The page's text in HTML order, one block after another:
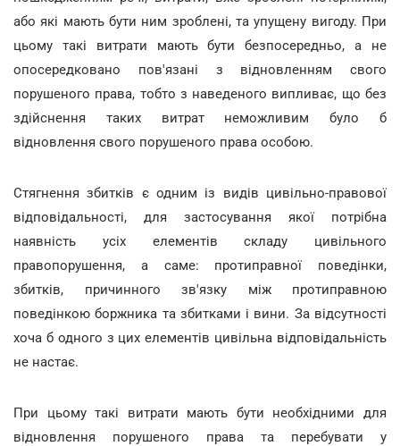
або які мають бути ним зроблені, та упущену вигоду. При
цьому такі витрати мають бути безпосередньо, а не
опосередковано пов'язані з відновленням свого
порушеного права, тобто з наведеного випливає, що без
здійснення таких витрат неможливим було б
відновлення свого порушеного права особою.
Стягнення збитків є одним із видів цивільно-правової
відповідальності, для застосування якої потрібна
наявність усіх елементів складу цивільного
правопорушення, а саме: протиправної поведінки,
збитків, причинного зв'язку між протиправною
поведінкою боржника та збитками і вини. За відсутності
хоча б одного з цих елементів цивільна відповідальність
не настає.
При цьому такі витрати мають бути необхідними для
відновлення порушеного права та перебувати у